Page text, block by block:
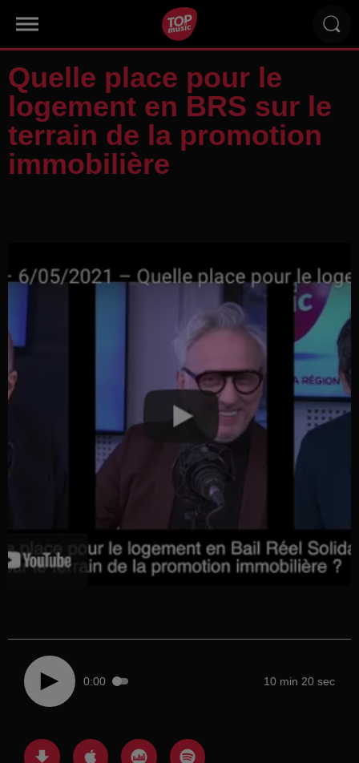
Quelle place pour le
logement en BRS sur le
terrain de la promotion
immobilière
0:00 10 min 20 sec